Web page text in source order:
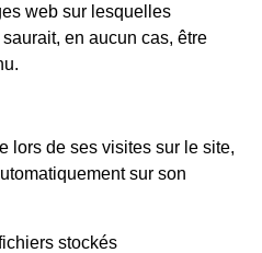
web sur lesquelles
en aucun cas, être
lors de ses visites sur le site,
sur son
stockés